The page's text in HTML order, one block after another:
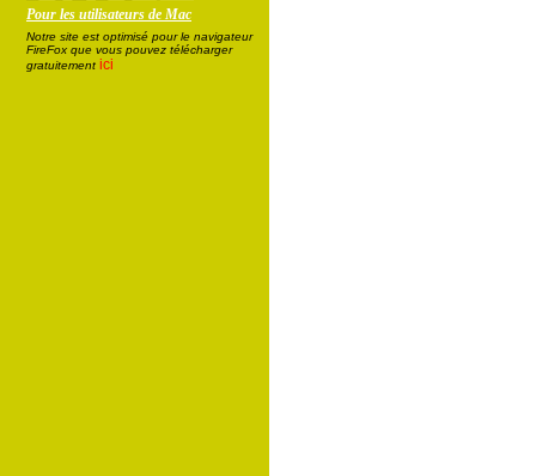
Pour les utilisateurs de Mac
Notre site est optimisé pour le navigateur
FireFox que vous pouvez télécharger
gratuitement ici